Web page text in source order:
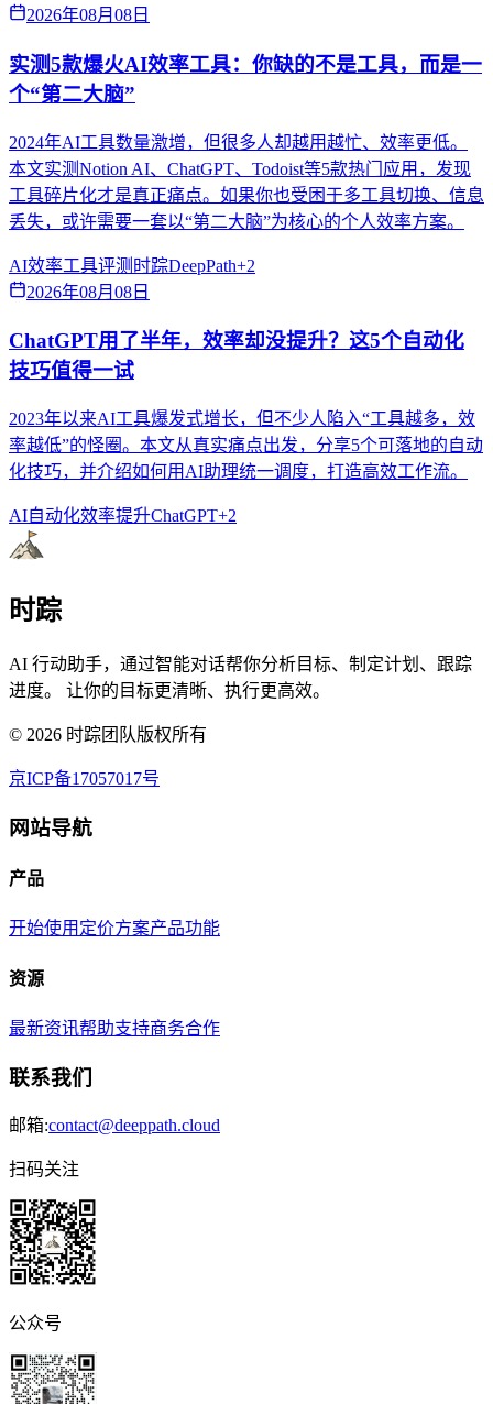
2026年08月08日
实测5款爆火AI效率工具：你缺的不是工具，而是一
个“第二大脑”
2024年AI工具数量激增，但很多人却越用越忙、效率更低。
本文实测Notion AI、ChatGPT、Todoist等5款热门应用，发现
工具碎片化才是真正痛点。如果你也受困于多工具切换、信息
丢失，或许需要一套以“第二大脑”为核心的个人效率方案。
AI效率工具评测 时踪DeepPath+2
2026年08月08日
ChatGPT用了半年，效率却没提升？这5个自动化
技巧值得一试
2023年以来AI工具爆发式增长，但不少人陷入“工具越多，效
率越低”的怪圈。本文从真实痛点出发，分享5个可落地的自动
化技巧，并介绍如何用AI助理统一调度，打造高效工作流。
AI自动化效率提升ChatGPT+2
时踪
AI 行动助手，通过智能对话帮你分析目标、制定计划、跟踪
进度。 让你的目标更清晰、执行更高效。
© 2026 时踪团队版权所有
京ICP备17057017号
网站导航
产品
开始使用 定价方案产品功能
资源
最新资讯帮助支持商务合作
联系我们
邮箱:contact@deeppath.cloud
扫码关注
公众号